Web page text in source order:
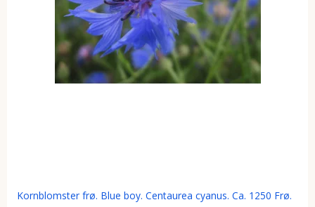
Kornblomster frø. Blue boy. Centaurea cyanus. Ca. 1250 Frø.